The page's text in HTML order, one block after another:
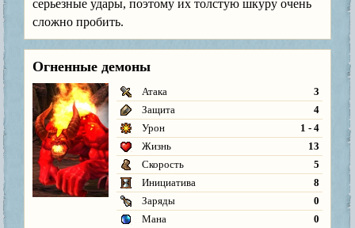
серьезные удары, поэтому их толстую шкуру очень
сложно пробить.
Огненные демоны
Атака
3
Защита
4
Урон
1 - 4
Жизнь
13
Скорость
5
Инициатива
8
Заряды
0
Мана
0